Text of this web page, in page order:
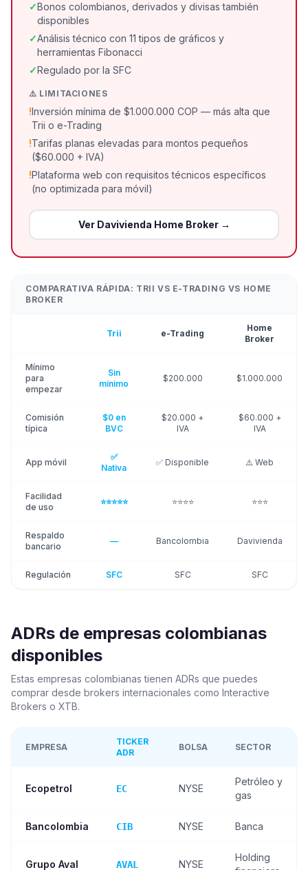
✓Bonos colombianos, derivados y divisas también
disponibles
✓Análisis técnico con 11 tipos de gráficos y
herramientas Fibonacci
✓Regulado por la SFC
⚠️ LIMITACIONES
!Inversión mínima de $1.000.000 COP — más alta que
Trii o e-Trading
!Tarifas planas elevadas para montos pequeños
($60.000 + IVA)
!Plataforma web con requisitos técnicos específicos
(no optimizada para móvil)
Ver Davivienda Home Broker→
COMPARATIVA RÁPIDA: TRII VS E-TRADING VS HOME
BROKER
Trii e-Trading
Home
Broker
Mínimo
para
empezar
Sin
mínimo
$200.000 $1.000.000
Comisión
típica
$0 en
BVC
$20.000 +
IVA
$60.000 +
IVA
App móvil
✅
Nativa
✅ Disponible ⚠️ Web
Facilidad
de uso
⭐⭐⭐⭐⭐ ⭐⭐⭐⭐ ⭐⭐⭐
Respaldo
bancario
— Bancolombia Davivienda
Regulación SFC SFC SFC
ADRs de empresas colombianas
disponibles
Estas empresas colombianas tienen ADRs que puedes
comprar desde brokers internacionales como Interactive
Brokers o XTB.
EMPRESA
TICKER
ADR
BOLSA SECTOR
Ecopetrol EC NYSE
Petróleo y
gas
Bancolombia CIB NYSE Banca
Grupo Aval AVAL NYSE
Holding